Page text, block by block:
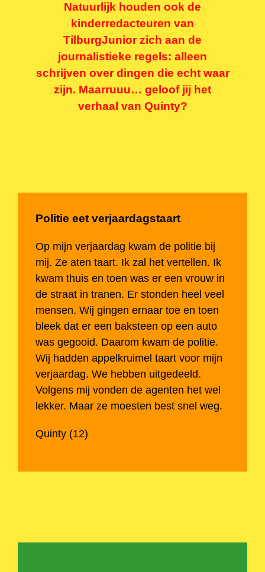
Natuurlijk houden ook de
kinderredacteuren van
TilburgJuniorzich aan de
journalistieke regels: alleen
schrijven over dingen die echt waar
zijn. Maarruuu… geloof jij het
verhaal van Quinty?
Politie eet verjaardagstaart
Op mijn verjaardag kwam de politie bij
mij. Ze aten taart. Ik zal het vertellen. Ik
kwam thuis en toen was er een vrouw in
de straat in tranen. Er stonden heel veel
mensen. Wij gingen ernaar toe en toen
bleek dat er een baksteen op een auto
was gegooid. Daarom kwam de politie.
Wij hadden appelkruimel taart voor mijn
verjaardag. We hebben uitgedeeld.
Volgens mij vonden de agenten het wel
lekker. Maar ze moesten best snel weg.
Quinty (12)